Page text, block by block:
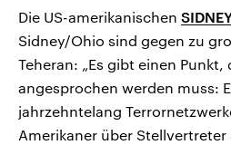
Die US-amerikanischen
Sidney/Ohio sind gegen zu
Teheran: „Es gibt einen
angesprochen werden muss:
jahrzehntelang
Amerikaner über